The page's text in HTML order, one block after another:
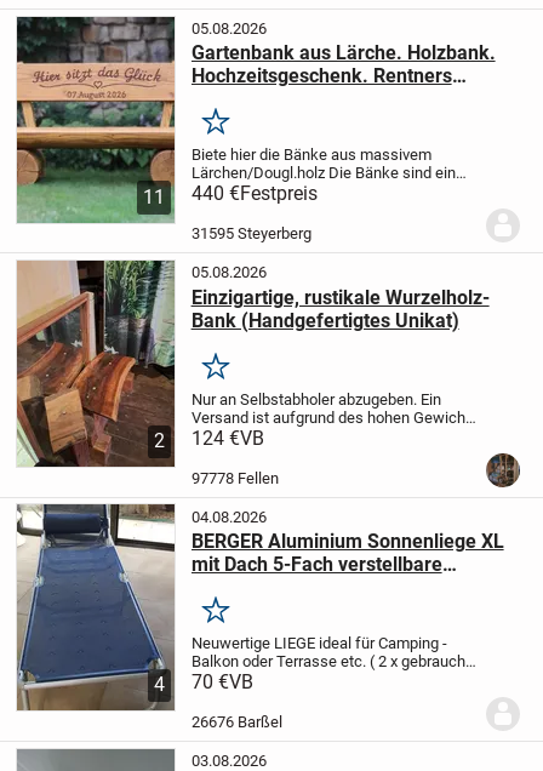
11
05.08.2026
Gartenbank aus Lärche. Holzbank.
Hochzeitsgeschenk. Rentners
Merken
Biete hier die Bänke aus massivem
Lärchen/Dougl.holzDie Bänke sind ein
echter Blickfang in Ihrem Garten,
Wintergarten oder in Ihrem Wald. Die
Bank kann frei nach Ihren Wünschen
beschriftet werden,...
440 €Festpreis
31595 Steyerberg
2
05.08.2026
Einzigartige, rustikale Wurzelholz-
Bank (Handgefertigtes Unikat)
Merken
Nur an Selbstabholer abzugeben. Ein
Versand ist aufgrund des hohen Gewichts
leider nicht möglich. Beim Verladen kann
diese wunderschöne, massiv gefertigte
Sitzbank...
124 €VB
97778 Fellen
4
04.08.2026
BERGER Aluminium Sonnenliege XL
mit Dach 5-Fach verstellbare
Gartenliege Liege Balkon Liegestuhl
faltbar (Blau)
Merken
Neuwertige LIEGE ideal für Camping -
Balkon oder Terrasse etc. ( 2 x gebraucht
)5 - fach verstellbar
verstellbar
70 €VB
26676 Barßel
03.08.2026